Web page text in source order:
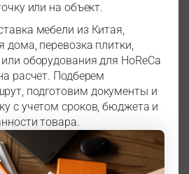
или на объект.
мебели из Китая,
дома, перевозка плитки,
оборудования для HoReCa
расчет. Подберем
подготовим документы и
с учетом сроков, бюджета и
товара.